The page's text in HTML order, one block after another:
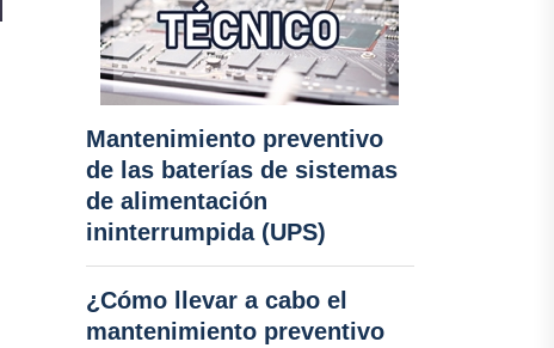
Mantenimiento preventivo
de las baterías de sistemas
de alimentación
ininterrumpida (UPS)
¿Cómo llevar a cabo el
mantenimiento preventivo